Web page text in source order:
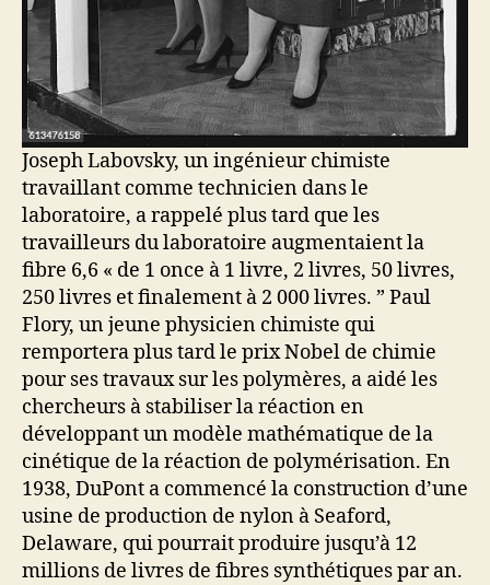
Joseph Labovsky, un ingénieur chimiste
travaillant comme technicien dans le
laboratoire, a rappelé plus tard que les
travailleurs du laboratoire augmentaient la
fibre 6,6 « de 1 once à 1 livre, 2 livres, 50 livres,
250 livres et finalement à 2 000 livres. ” Paul
Flory, un jeune physicien chimiste qui
remportera plus tard le prix Nobel de chimie
pour ses travaux sur les polymères, a aidé les
chercheurs à stabiliser la réaction en
développant un modèle mathématique de la
cinétique de la réaction de polymérisation. En
1938, DuPont a commencé la construction d’une
usine de production de nylon à Seaford,
Delaware, qui pourrait produire jusqu’à 12
millions de livres de fibres synthétiques par an.